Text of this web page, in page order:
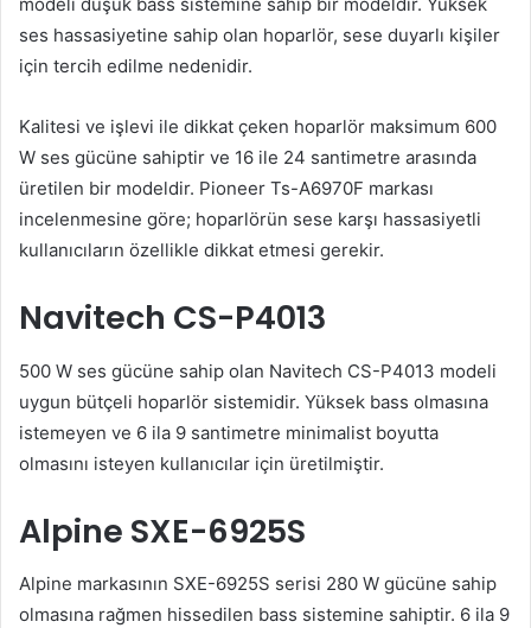
modeli düşük bass sistemine sahip bir modeldir. Yüksek
ses hassasiyetine sahip olan hoparlör, sese duyarlı kişiler
için tercih edilme nedenidir.
Kalitesi ve işlevi ile dikkat çeken hoparlör maksimum 600
W ses gücüne sahiptir ve 16 ile 24 santimetre arasında
üretilen bir modeldir. Pioneer Ts-A6970F markası
incelenmesine göre; hoparlörün sese karşı hassasiyetli
kullanıcıların özellikle dikkat etmesi gerekir.
Navitech CS-P4013
500 W ses gücüne sahip olan Navitech CS-P4013 modeli
uygun bütçeli hoparlör sistemidir. Yüksek bass olmasına
istemeyen ve 6 ila 9 santimetre minimalist boyutta
olmasını isteyen kullanıcılar için üretilmiştir.
Alpine SXE-6925S
Alpine markasının SXE-6925S serisi 280 W gücüne sahip
olmasına rağmen hissedilen bass sistemine sahiptir. 6 ila 9